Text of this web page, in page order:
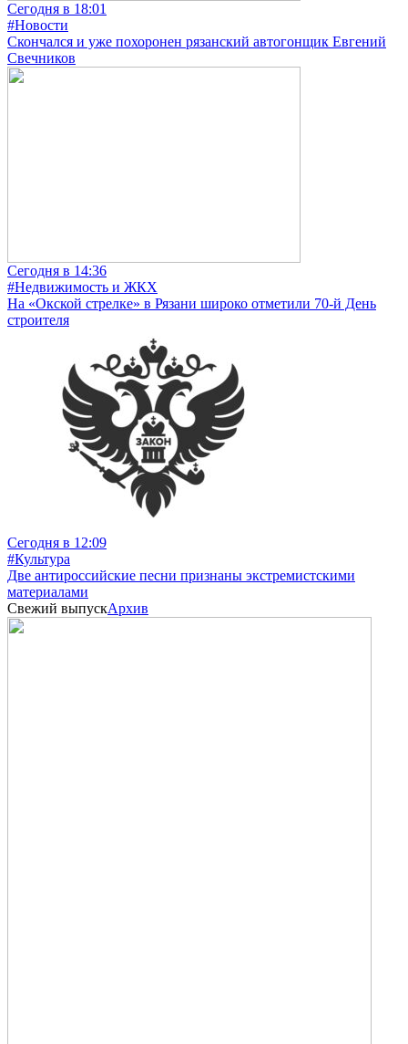
Сегодня в 18:01
#Новости
Скончался и уже похоронен рязанский автогонщик Евгений
Свечников
Сегодня в 14:36
#Недвижимость и ЖКХ
На «Окской стрелке» в Рязани широко отметили 70-й День
строителя
Сегодня в 12:09
#Культура
Две антироссийские песни признаны экстремистскими
материалами
Свежий выпускАрхив